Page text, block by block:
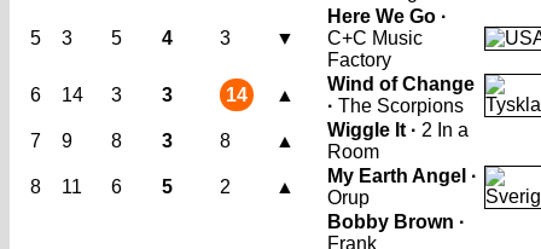
5 3 5 4 3 ▼
Here We Go ·
C+C Music
Factory
6
14 3 3 14 ▲
Wind of Change
· The Scorpions
7
9 8 3 8 ▲
Wiggle It · 2 In a
Room
8
11 6 5 2 ▲
My Earth Angel ·
Orup
Bobby Brown ·
Frank